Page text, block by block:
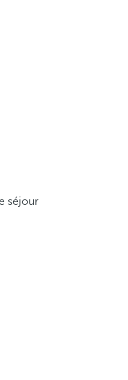
séjour